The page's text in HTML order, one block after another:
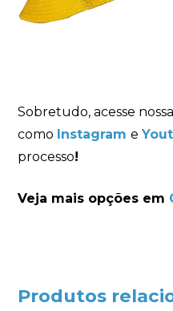
Sobretudo, acesse
como Instagram e
processo!
Veja mais opções em
Produtos